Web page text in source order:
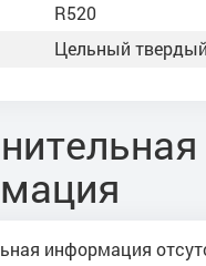
R520
Цельный
информация